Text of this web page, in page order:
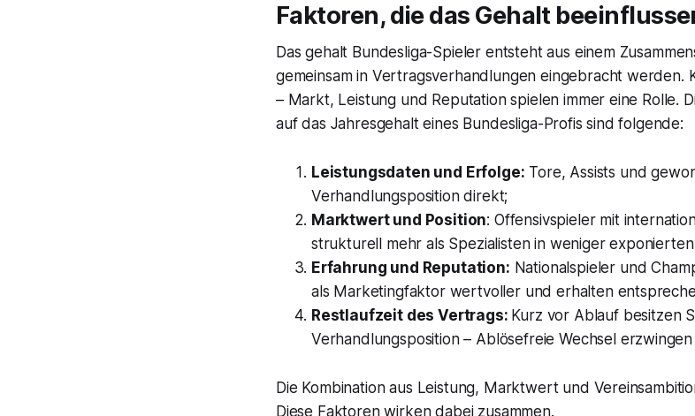
Faktoren, die das Gehalt
Das gehalt Bundesliga-Spieler entsteht aus einem
gemeinsam in Vertragsverhandlungen eingebracht werden.
– Markt, Leistung und Reputation spielen immer eine Rolle.
auf das Jahresgehalt eines Bundesliga-Profis sind folgende:
Leistungsdaten und Erfolge: Tore, Assists und
Verhandlungsposition direkt;
Marktwert und Position: Offensivspieler mit
strukturell mehr als Spezialisten in weniger exponierten
Erfahrung und Reputation: Nationalspieler und
als Marketingfaktor wertvoller und erhalten
Restlaufzeit des Vertrags: Kurz vor Ablauf besitzen
Verhandlungsposition – Ablösefreie Wechsel
Die Kombination aus Leistung, Marktwert und
Diese Faktoren wirken dabei zusammen.